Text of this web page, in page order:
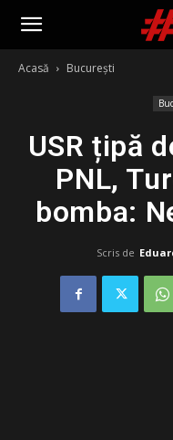
Acasă București
USR țipă
PNL,
bomba:
Scris de